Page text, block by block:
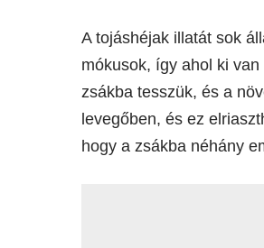
A tojáshéjak illatát sok
mókusok, így ahol ki
zsákba tesszük, és a
levegőben, és ez
hogy a zsákba néhány